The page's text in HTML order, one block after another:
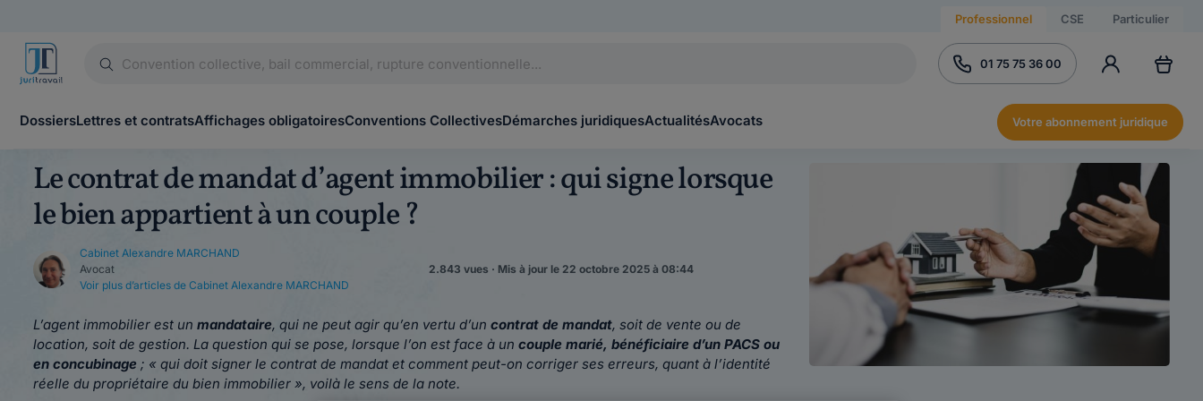
Professionnel CSE Particulier
01 75 75 36 00
DossiersLettres et contratsAffichages obligatoiresConventions CollectivesDémarches juridiquesActualitésAvocats Votre abonnement juridique
Le contrat de mandat d’agent immobilier : qui signe lorsque
le bien appartient à un couple ?
Cabinet Alexandre MARCHAND
Avocat
Voir plus d’articles de Cabinet Alexandre MARCHAND
2.843 vues · Mis à jour le 22 octobre 2025 à 08:44
L’agent immobilier est un mandataire, qui ne peut agir qu’en vertu d’un contrat de mandat, soit de vente ou de
location, soit de gestion. La question qui se pose, lorsque l’on est face à un couple marié, bénéficiaire d’un PACS ou
en concubinage ; « qui doit signer le contrat de mandat et comment peut-on corriger ses erreurs, quant à l’identité
réelle du propriétaire du bien immobilier », voilà le sens de la note.